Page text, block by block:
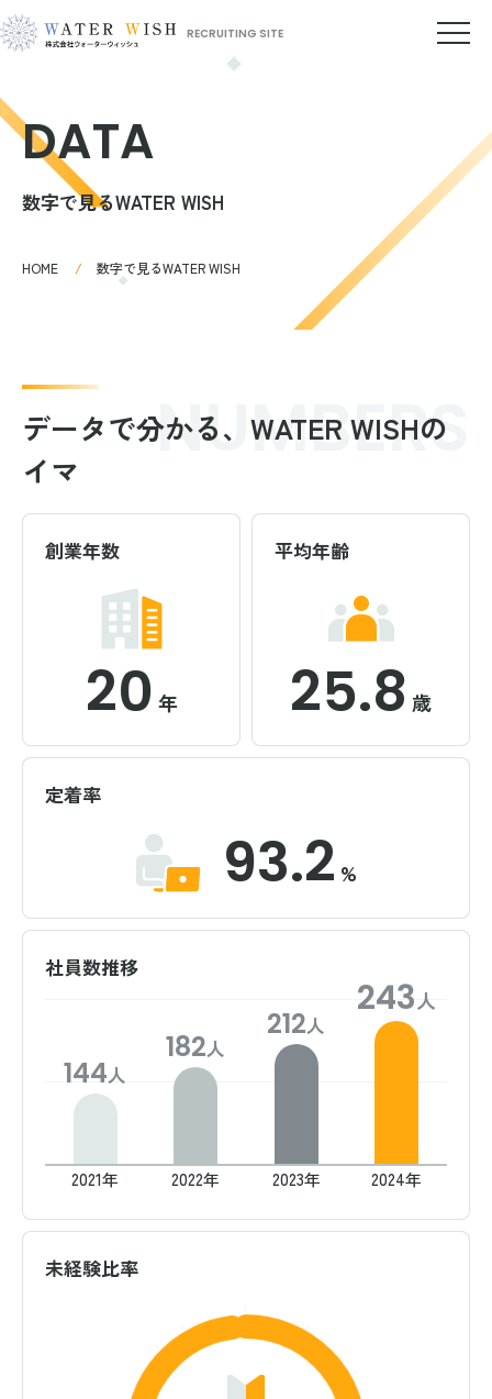
RECRUITING SITE
DATA
数字で見るWATER WISH
HOME 数字で見るWATER WISH
データで分かる、WATER WISHの
イマ
NU MBERS
創業年数
20 年
平均年齢
25.8 歳
定着率
93.2 %
社員数推移
144人
2021年
182人
2022年
212人
2023年
243人
2024年
未経験比率